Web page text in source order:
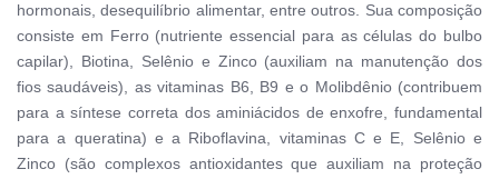
hormonais, desequilíbrio alimentar, entre outros. Sua composição
consiste em Ferro (nutriente essencial para as células do bulbo
capilar), Biotina, Selênio e Zinco (auxiliam na manutenção dos
fios saudáveis), as vitaminas B6, B9 e o Molibdênio (contribuem
para a síntese correta dos aminiácidos de enxofre, fundamental
para a queratina) e a Riboflavina, vitaminas C e E, Selênio e
Zinco (são complexos antioxidantes que auxiliam na proteção